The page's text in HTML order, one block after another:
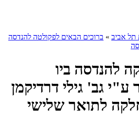
תל אביב » ברוכים הבאים לפקולטה להנדסה
להנדסה ביו
ע"י גב' גילי דרדיקמן
לתואר שלישי